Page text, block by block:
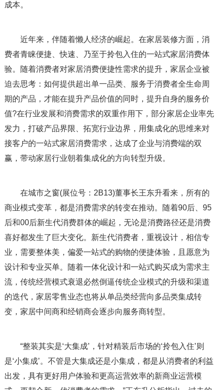
成本。
近年来，伴随着懒人经济的崛起。在家居装修方面，消
费者青睐便捷、快速、乃至于拎包入住的一站式家居消费体
验。随着消费者对家居消费便捷性需求的提升，家居企业被
迫去思考：如何提供超出单一品类、服务于消费者全生命周
期的产品，才能在提升产品价值的同时，提升自身的服务价
值?在行业发展和消费需求的双重作用下，部分家居企业率先
发力，打破产品界限、拓宽行业边界，用集成化的思维来对
接客户的一站式家居消费需求，达成了企业与消费端的双
赢，带动家居行业朝着集成化的方向转型升级。
在城市之窗(展位号：2B13)董事长王东升看来，所有的
商业模式变革，都是消费需求的转变在推动。随着90后、95
后和00后新生代消费群体的崛起，无论是消费路径还是消费
喜好都发生了巨大变化。新生代消费者，重视设计，相信专
业，需要整体美，偏爱一站式的购物的便捷体验，且愿意为
设计和专业买单。随着一体化设计和一站式购买成为需求主
流，传统经营模式衰退必然倒逼传统企业模式的升级和渠道
的迭代，家居零售业态也将从单品类经营向多品类集成转
变，家居中间商和经销商会逐步向服务商转型。
“整装其实是‘大集成’，针对精装后市场的‘拎包入住’则
是‘小集成’。不管是大集成还是小集成，都是从消费者的利益
出发，具有更好用户体验和更高运营效率的新商业运营模